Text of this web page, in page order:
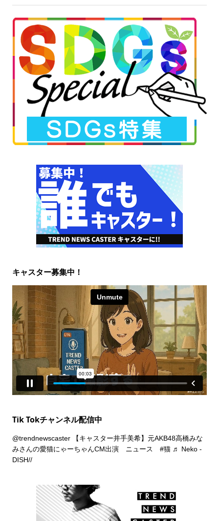
キャスター募集中！
Tik Tokチャンネル配信中
@trendnewscaster【キャスター井手美希】元AKB48高橋みな
みさんの愛猫にゃーちゃんCM出演 ニュース #猫 ♬ Neko -
DISH//